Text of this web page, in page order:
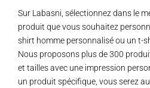
Sur Labasni, sélectionnez dans le
produit que vous souhaitez
shirt homme personnalisé ou un t-
Nous proposons plus de 300
et tailles avec une impression
un produit spécifique, vous serez